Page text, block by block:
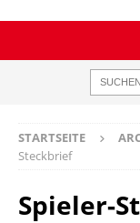
STARTSEITE
Steckbrief
Spieler-